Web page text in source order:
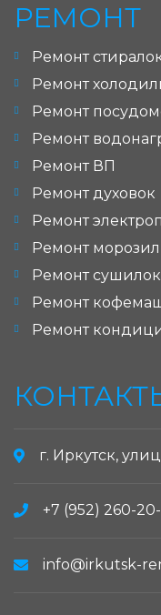
РЕМОНТ
Ремонт
Ремонт
Ремонт
Ремонт
Ремонт ВП
Ремонт духовок
Ремонт
Ремонт
Ремонт сушилок
Ремонт
Ремонт
г. Иркутск,
+7 (952) 260-
info@irkutsk-